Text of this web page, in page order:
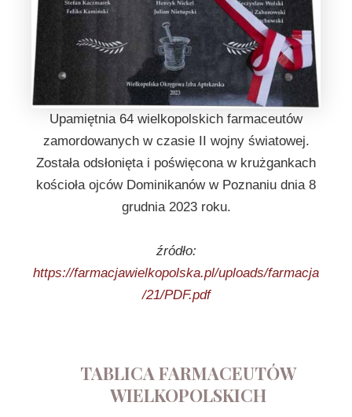
Upamiętnia 64 wielkopolskich farmaceutów
zamordowanych w czasie II wojny światowej.
Została odsłonięta i poświęcona w krużgankach
kościoła ojców Dominikanów w Poznaniu dnia 8
grudnia 2023 roku.
źródło:
https://farmacjawielkopolska.pl/uploads/farmacja
/21/PDF.pdf
TABLICA FARMACEUTÓW
WIELKOPOLSKICH